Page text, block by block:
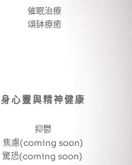
催眠治療
頌缽療癒
身心靈與精神健康
抑鬱
焦慮(coming soon)
驚恐(coming soon)